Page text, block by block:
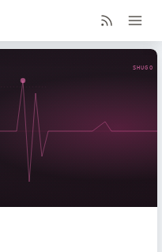
SHUGO